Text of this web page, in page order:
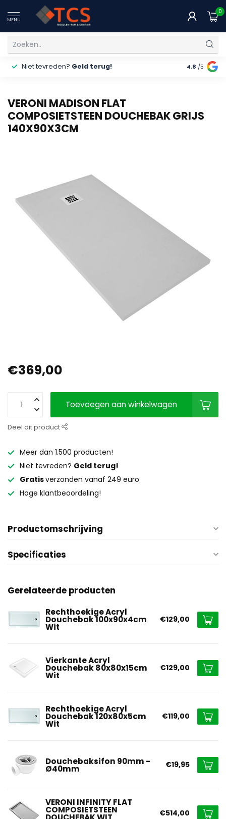
MENU
0
Niet tevreden? Geld terug! Gratis
4.8 /5
VERONI MADISON FLAT
COMPOSIETSTEEN DOUCHEBAK GRIJS
140X90X3CM
€369,00
Toevoegen aan winkelwagen
Deel dit product
Meer dan 1.500 producten!
Niet tevreden? Geld terug!
Gratisverzonden vanaf 249 euro
Hoge klantbeoordeling!
Productomschrijving
Specificaties
Gerelateerde producten
Rechthoekige Acryl
Douchebak 100x90x4cm
Wit
€129,00
Vierkante Acryl
Douchebak 80x80x15cm
Wit
€129,00
Rechthoekige Acryl
Douchebak 120x80x5cm
Wit
€119,00
Douchebaksifon 90mm -
Ø40mm €19,95
VERONI INFINITY FLAT
COMPOSIETSTEEN €514,00